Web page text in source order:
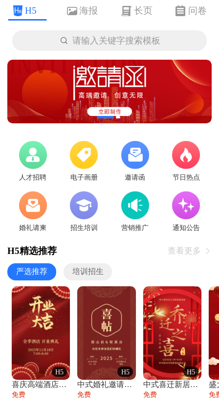
H5 海报 长页 问卷
 请输入关键字搜索模板
人才招聘 电子画册 邀请函 节日热点
婚礼请柬 招生培训 营销推广 通知公告
H5精选推荐 查看更多 
严选推荐 培训招生
H5
喜庆高端酒店开业大吉邀请函
免费
H5
中式婚礼邀请函中国风传统复古婚礼请柬请帖
免费
H5
中式喜迁新居乔迁之喜邀请函宴会请帖
免费 免